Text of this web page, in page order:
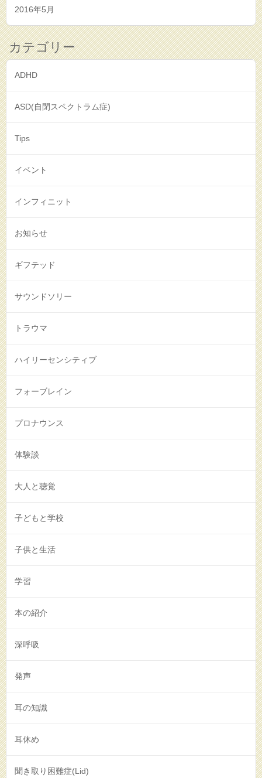
2016年5月
カテゴリー
ADHD
ASD(自閉スペクトラム症)
Tips
イベント
インフィニット
お知らせ
ギフテッド
サウンドソリー
トラウマ
ハイリーセンシティブ
フォーブレイン
プロナウンス
体験談
大人と聴覚
子どもと学校
子供と生活
学習
本の紹介
深呼吸
発声
耳の知識
耳休め
聞き取り困難症(Lid)